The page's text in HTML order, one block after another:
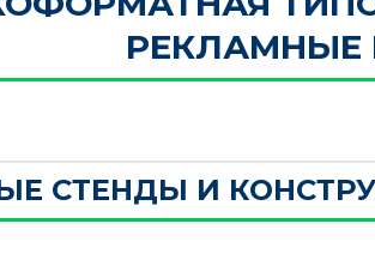
РЕКЛАМНЫЕ
СТЕНДЫ И